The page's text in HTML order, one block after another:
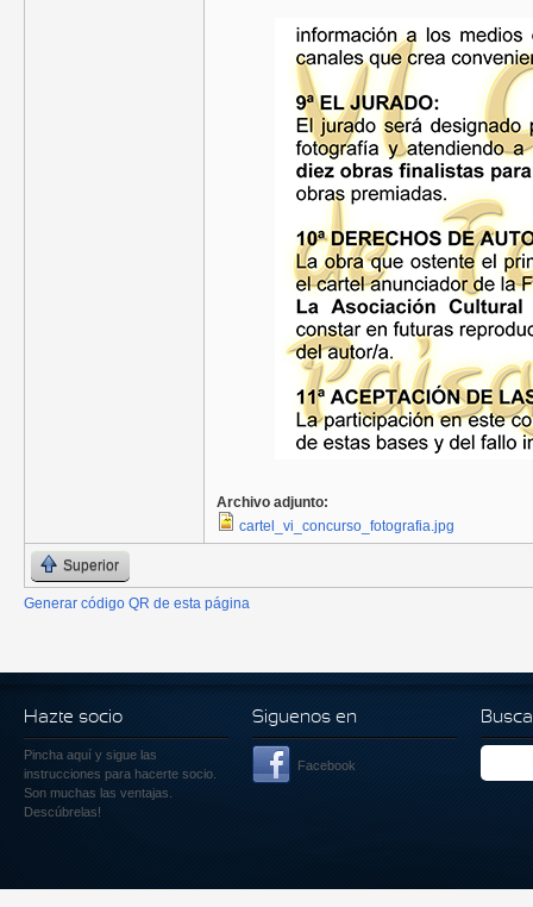
Archivo adjunto:
cartel_vi_concurso_fotografia.jpg
Superior
Generar código QR de esta página
Hazte socio
Pincha aquí y sigue las
instrucciones para hacerte socio.
Son muchas las ventajas.
Descúbrelas!
Siguenos en
Facebook